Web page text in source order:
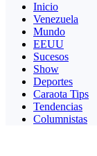
Inicio
Venezuela
Mundo
EEUU
Sucesos
Show
Deportes
Caraota Tips
Tendencias
Columnistas